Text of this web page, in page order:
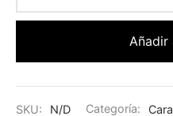
Añadir
SKU: N/D Categoría: